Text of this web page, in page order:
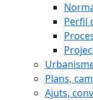
Perfil
Plans,
Ajuts,